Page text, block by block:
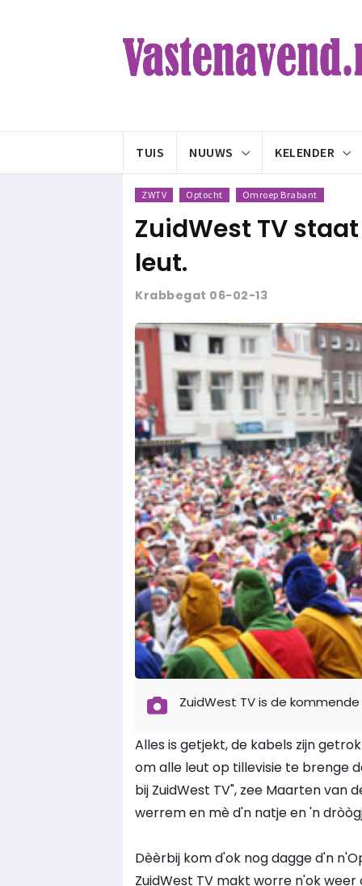
TUIS NUUWS KELENDER
ZWTV Optocht Omroep Brabant
ZuidWest TV
leut.
Krabbegat 06-02-13
ZuidWest TV is de
Alles is getjekt, de kabels zijn
om alle leut op tillevisie te brenge
bij ZuidWest TV", zee Maarten van
werrem en mè d'n natje en 'n
Dèèrbij kom d'ok nog dagge d'n
ZuidWest TV makt worre n'ok